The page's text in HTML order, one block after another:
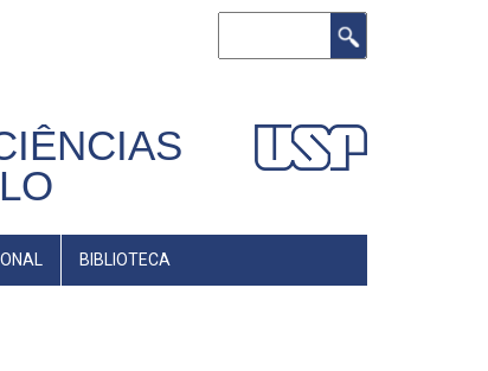
BIBLIOTECA